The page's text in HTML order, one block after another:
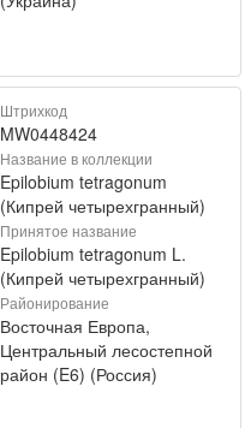
Штрихкод
MW0448424
Название в коллекции
Epilobium tetragonum
(Кипрей четырехгранный)
Принятое название
Epilobium tetragonum L.
(Кипрей четырехгранный)
Районирование
Восточная Европа,
Центральный лесостепной
район (E6) (Россия)